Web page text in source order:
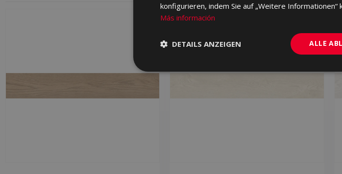
konfigurieren, indem Sie auf „Weitere Informationen“
Más información
ALLE
DETAILS ANZEIGEN